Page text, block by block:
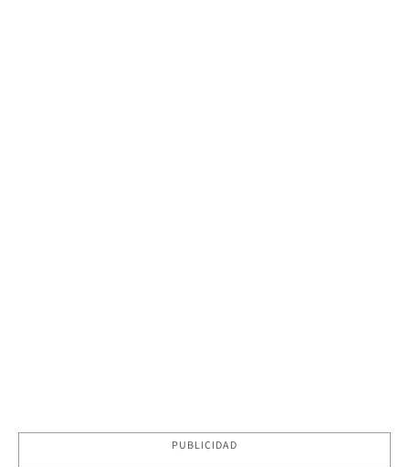
PUBLICIDAD